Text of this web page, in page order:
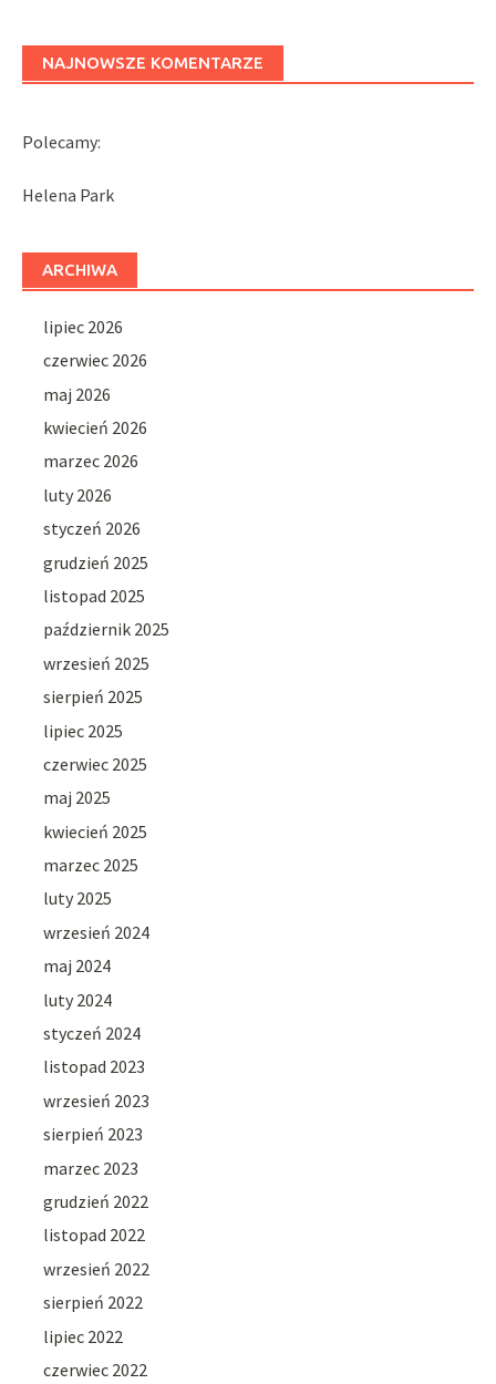
NAJNOWSZE KOMENTARZE
Polecamy:
Helena Park
ARCHIWA
lipiec 2026
czerwiec 2026
maj 2026
kwiecień 2026
marzec 2026
luty 2026
styczeń 2026
grudzień 2025
listopad 2025
październik 2025
wrzesień 2025
sierpień 2025
lipiec 2025
czerwiec 2025
maj 2025
kwiecień 2025
marzec 2025
luty 2025
wrzesień 2024
maj 2024
luty 2024
styczeń 2024
listopad 2023
wrzesień 2023
sierpień 2023
marzec 2023
grudzień 2022
listopad 2022
wrzesień 2022
sierpień 2022
lipiec 2022
czerwiec 2022